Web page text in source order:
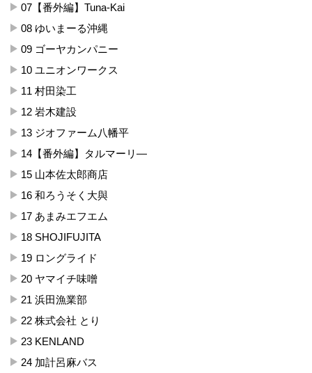
07【番外編】Tuna-Kai
08 ゆいまーる沖縄
09 ゴーヤカンパニー
10 ユニオンワークス
11 村田染工
12 岩木建設
13 ジオファーム八幡平
14【番外編】タルマーリ―
15 山本佐太郎商店
16 和ろうそく大與
17 あまみエフエム
18 SHOJIFUJITA
19 ロングライド
20 ヤマイチ味噌
21 浜田漁業部
22 株式会社 とり
23 KENLAND
24 加計呂麻バス